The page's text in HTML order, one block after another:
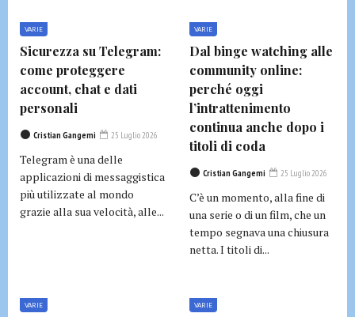
VARIE
Sicurezza su Telegram:
come proteggere
account, chat e dati
personali
Cristian Gangemi 25 Luglio 2026
Telegram è una delle
applicazioni di messaggistica
più utilizzate al mondo
grazie alla sua velocità, alle...
VARIE
Dal binge watching alle
community online:
perché oggi
l’intrattenimento
continua anche dopo i
titoli di coda
Cristian Gangemi 25 Luglio 2026
C’è un momento, alla fine di
una serie o di un film, che un
tempo segnava una chiusura
netta. I titoli di...
VARIE VARIE